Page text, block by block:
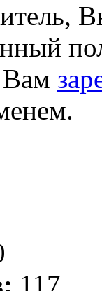
117